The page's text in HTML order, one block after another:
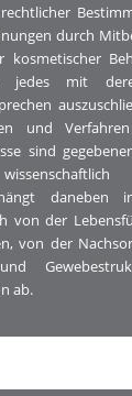
durch
kosmetischer
jedes mit
und
sind
hängt
von der
von der
ab.